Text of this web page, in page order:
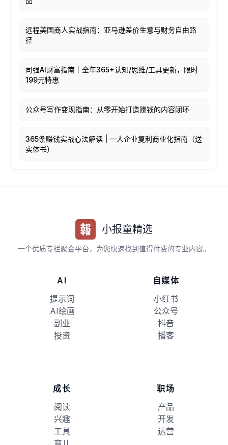
远程美国商人实战指南：亚马逊差价生意与财务自由路
径
司强AI财富指南｜全年365+认知/思维/工具更新，限时
199元特惠
公众号写作变现指南：从零开始打造赚钱的内容闭环
365条赚钱实战心法解读 | 一人企业复利商业化指南（送
实体书）
小报童精选
一个优质专栏聚合平台，为您快速找到值得付费的专业内容。
AI
提示词
AI绘画
副业
投资
自媒体
小红书
公众号
抖音
播客
成长
阅读
兴趣
工具
职场
产品
开发
运营